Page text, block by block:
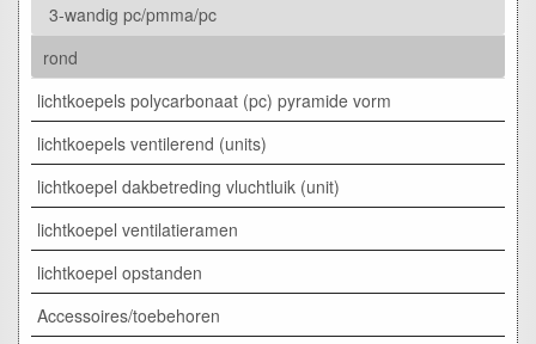
3-wandig pc/pmma/pc
rond
lichtkoepels polycarbonaat (pc) pyramide vorm
lichtkoepels ventilerend (units)
lichtkoepel dakbetreding vluchtluik (unit)
lichtkoepel ventilatieramen
lichtkoepel opstanden
Accessoires/toebehoren